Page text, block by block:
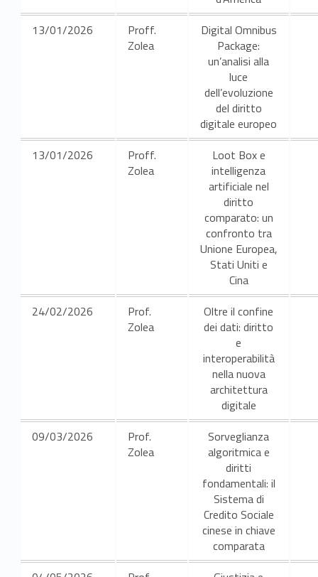
13/01/2026
Proff.
Zolea
Digital Omnibus
Package:
un’analisi alla
luce
dell’evoluzione
del diritto
digitale europeo
13/01/2026
Proff.
Zolea
Loot Box e
intelligenza
artificiale nel
diritto
comparato: un
confronto tra
Unione Europea,
Stati Uniti e
Cina
24/02/2026
Prof.
Zolea
Oltre il confine
dei dati: diritto
e
interoperabilità
nella nuova
architettura
digitale
09/03/2026
Prof.
Zolea
Sorveglianza
algoritmica e
diritti
fondamentali: il
Sistema di
Credito Sociale
cinese in chiave
comparata